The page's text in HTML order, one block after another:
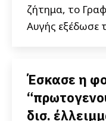
ζήτημα, το
Αυγής εξέδωσε
Έσκασε η
δισ.